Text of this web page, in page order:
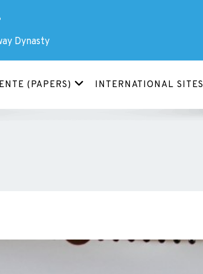
Dynasty
(PAPERS) INTERNATIONAL SITES